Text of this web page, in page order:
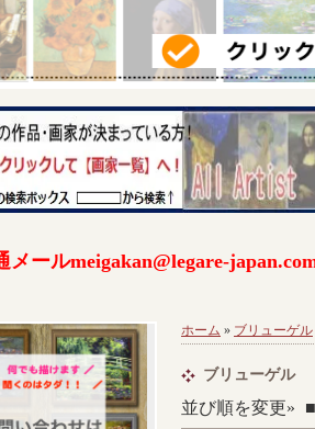
メールmeigakan@legare-
ホーム » ブリューゲル
ブリューゲル
並び順を変更» ■